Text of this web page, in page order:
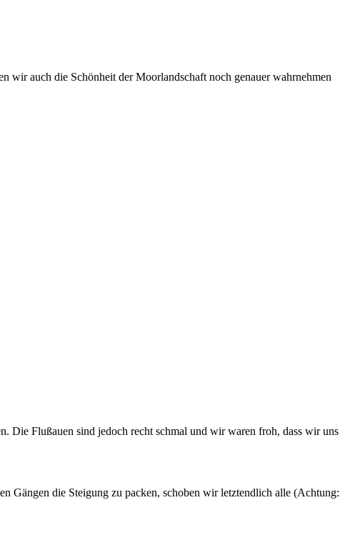
wir auch die Schönheit der Moorlandschaft noch genauer wahrnehmen
Die Flußauen sind jedoch recht schmal und wir waren froh, dass wir uns
Gängen die Steigung zu packen, schoben wir letztendlich alle (Achtung: